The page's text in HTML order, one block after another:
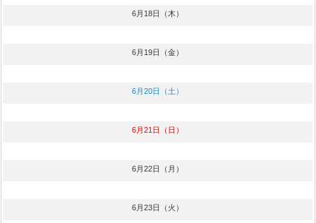
6月18日（木）
6月19日（金）
6月20日（土）
6月21日（日）
6月22日（月）
6月23日（火）